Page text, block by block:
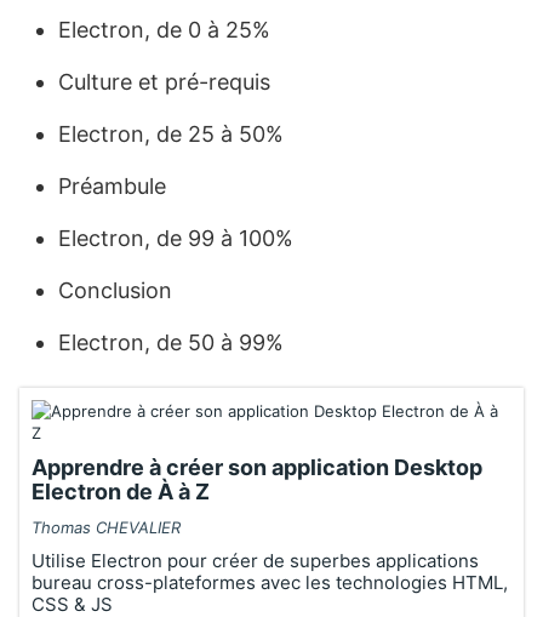
Electron, de 0 à 25%
Culture et pré-requis
Electron, de 25 à 50%
Préambule
Electron, de 99 à 100%
Conclusion
Electron, de 50 à 99%
Apprendre à créer son application Desktop
Electron de À à Z
Thomas CHEVALIER
Utilise Electron pour créer de superbes applications
bureau cross-plateformes avec les technologies HTML,
CSS & JS